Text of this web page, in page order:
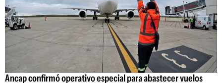
Ancap confirmó operativo especial para abastecer vuelos